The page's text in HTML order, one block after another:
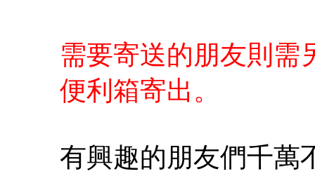
需要寄送的朋友則需
便利箱寄出。
有興趣的朋友們千萬